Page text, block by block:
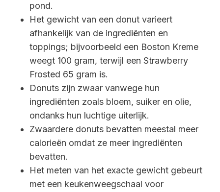
pond.
Het gewicht van een donut varieert
afhankelijk van de ingrediënten en
toppings; bijvoorbeeld een Boston Kreme
weegt 100 gram, terwijl een Strawberry
Frosted 65 gram is.
Donuts zijn zwaar vanwege hun
ingrediënten zoals bloem, suiker en olie,
ondanks hun luchtige uiterlijk.
Zwaardere donuts bevatten meestal meer
calorieën omdat ze meer ingrediënten
bevatten.
Het meten van het exacte gewicht gebeurt
met een keukenweegschaal voor